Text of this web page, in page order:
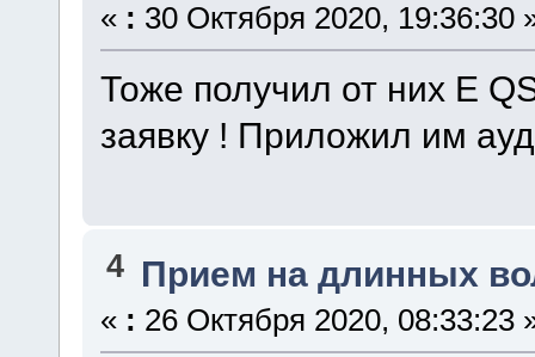
« : 30 Октября 2020, 19:36:30
Тоже получил от них E
заявку ! Приложил им
4 Прием на длинных
« : 26 Октября 2020, 08:33:23